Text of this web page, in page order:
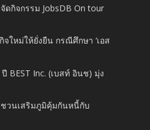
ดกิจกรรม JobsDB On tour
จใหม่ให้ยั่งยืน กรณีศึกษา ‘เอส
BEST Inc. (เบสท์ อินช) มุ่ง
วนเสริมภูมิคุ้มกันหนี้กับ